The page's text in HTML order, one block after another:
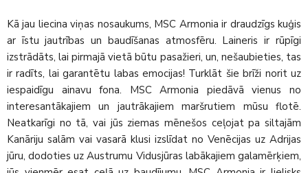
Kā jau liecina viņas nosaukums, MSC Armonia ir draudzīgs kuģis
ar īstu jautrības un baudīšanas atmosfēru. Laineris ir rūpīgi
izstrādāts, lai pirmajā vietā būtu pasažieri, un, nešaubieties, tas
ir radīts, lai garantētu labas emocijas! Turklāt šie brīži norit uz
iespaidīgu ainavu fona. MSC Armonia piedāvā vienus no
interesantākajiem un jautrākajiem maršrutiem mūsu flotē.
Neatkarīgi no tā, vai jūs ziemas mēnešos ceļojat pa siltajām
Kanāriju salām vai vasarā klusi izslīdat no Venēcijas uz Adrijas
jūru, dodoties uz Austrumu Vidusjūras labākajiem galamērķiem,